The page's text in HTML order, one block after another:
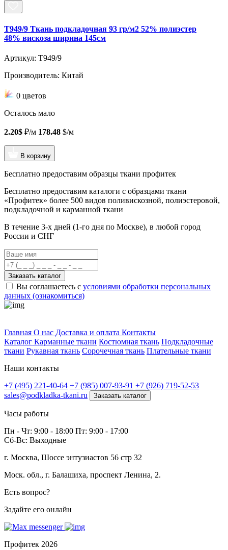
T949/9 Ткань подкладочная 93 гр/м2 52% полиэстер
48% вискоза ширина 145см
Артикул: T949/9
Производитель: Китай
0 цветов
Осталось мало
2.20$ ₽/м 178.48 $/м
В корзину
Бесплатно предоставим образцы ткани профитек
Бесплатно предоставим каталоги с образцами ткани
«Профитек» более 500 видов поливискозной, полиэстеровой,
подкладочной и карманной ткани
В течение 3-х дней (1-го дня по Москве), в любой город
России и СНГ
Заказать каталог
Вы соглашаетесь с условиями обработки персональных
данных (ознакомиться)
Главная О нас Доставка и оплата Контакты
Каталог Карманные ткани Костюмная ткань Подкладочные
ткани Рукавная ткань Сорочечная ткань Плательные ткани
Наши контакты
+7 (495) 221-40-64 +7 (985) 007-93-91 +7 (926) 719-52-53
sales@podkladka-tkani.ru
Заказать каталог
Часы работы
Пн - Чт: 9:00 - 18:00 Пт: 9:00 - 17:00
Сб-Вс: Выходные
г. Москва, Шоссе энтузиастов 56 стр 32
Моск. обл., г. Балашиха, проспект Ленина, 2.
Есть вопрос?
Задайте его онлайн
Профитек 2026